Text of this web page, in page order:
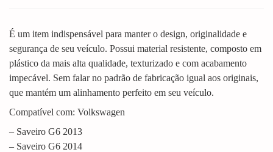
É um item indispensável para manter o design, originalidade e
segurança de seu veículo. Possui material resistente, composto em
plástico da mais alta qualidade, texturizado e com acabamento
impecável. Sem falar no padrão de fabricação igual aos originais,
que mantém um alinhamento perfeito em seu veículo.
Compatível com: Volkswagen
– Saveiro G6 2013
– Saveiro G6 2014